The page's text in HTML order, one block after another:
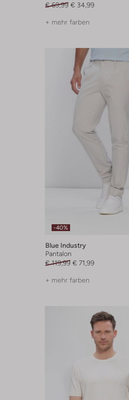
€ 69,99 € 34,99
+ mehr farben
-40%
Blue Industry
Pantalon
€ 119,99 € 71,99
+ mehr farben